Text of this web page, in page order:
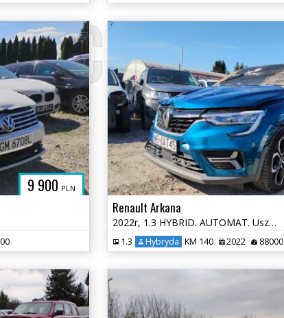
9 900 PLN
Renault Arkana
2022r, 1.3 HYBRID. AUTOMAT. Uszkodzony prawy przód.
1.3 Hybryda KM 140 2022 88000